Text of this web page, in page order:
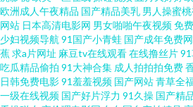
伊人网站 日韩欧美青青草 亚洲成人小说网站
网址 欧美ay 日韩性爱免费看 亚洲黑料1区 91
影院一二三四 久久资源福利站 日韩AV一区 亚
欧洲成人午夜精品 国产精品美乳 男人操蜜
网站 日本高清电影网 男女啪啪午夜视频免
少妇视频导航 91国产小青蛙 国产成年免费
蕉求a片网址 麻豆tv在线观看在线撸丝片
吃瓜精品偷拍 91大神合集 成人拍拍拍免费
日韩免费电影91羞羞视频 国产网站青草全
一级在线视频 国产好片浮力 91久操 国产精